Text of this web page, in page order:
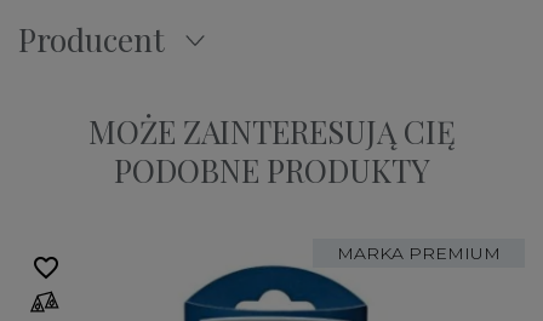
Producent
MOŻE ZAINTERESUJĄ CIĘ
PODOBNE PRODUKTY
MARKA PREMIUM
favorite_border